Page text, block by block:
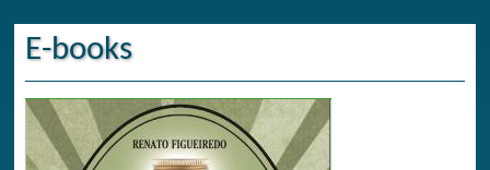
E-books